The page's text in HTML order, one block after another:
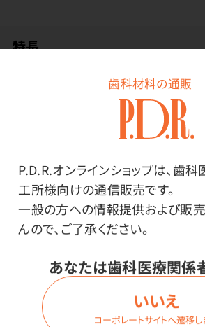
歯科材料の通販
P.D.R.オンラインショップは、歯
工所様向けの通信販売です。
一般の方への情報提供および販
んので、ご了承ください。
あなたは歯科医療関係
いいえ
コーポレートサイトへ遷移し
特長
たくさん置いて、しっかりと駆除した
置いたその日から効果が現れる速効
配合しています。
本製品を食べたゴキブリはもちろん、
ンや死骸を食べた巣の別のゴキブリ
るごと駆除できます。
設置後、約1年間効果があります。（
ります）